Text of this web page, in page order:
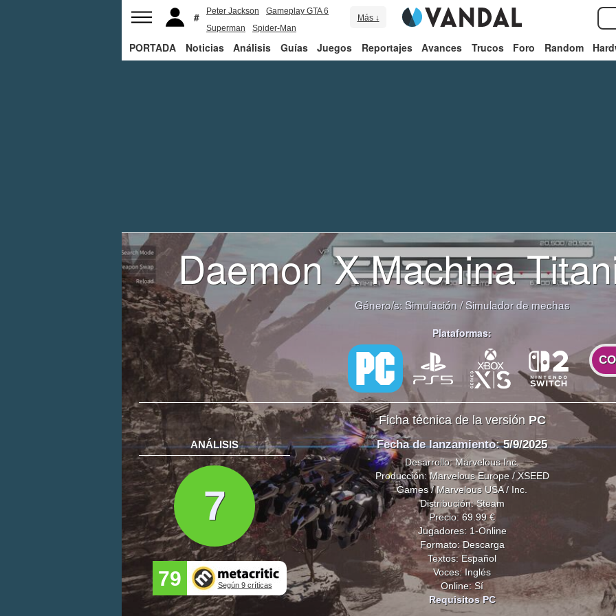
Peter Jackson
Gameplay GTA 6
Superman
Spider-Man
Más ↓
PORTADA Noticias Análisis Guías Juegos Reportajes Avances Trucos Foro Random
Daemon X Machina
Género/s: Simulación/Simulador de mechas
Plataformas:
Ficha técnica de la versión PC
ANÁLISIS
7
79 Según 9 críticas
Fecha de lanzamiento: 5/9/2025
Desarrollo: Marvelous Inc.
Producción: Marvelous Europe / XSEED
Games / Marvelous USA / Inc.
Distribución: Steam
Precio: 69.99 €
Jugadores: 1-Online
Formato: Descarga
Textos: Español
Voces: Inglés
Online: Sí
Requisitos PC